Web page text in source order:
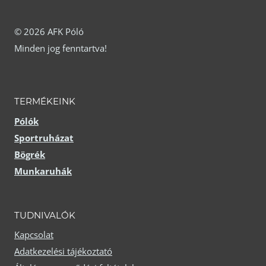
termékoldalon
választhatók
© 2026 AFK Póló
Minden jog fenntartva!
TERMÉKEINK
Pólók
Sportruházat
Bögrék
Munkaruhák
TUDNIVALÓK
Kapcsolat
Adatkezelési tájékoztató